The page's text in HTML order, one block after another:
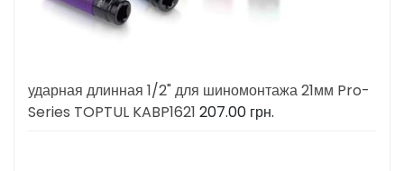
ударная длинная 1/2" для шиномонтажа 21мм Pro-
Series TOPTUL KABP1621 207.00 грн.